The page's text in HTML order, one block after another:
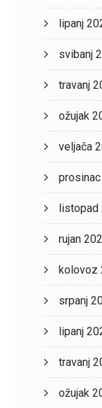
lipanj
svibanj
travanj
ožujak
veljača
listopad
rujan
kolovoz
srpanj
lipanj
travanj
ožujak